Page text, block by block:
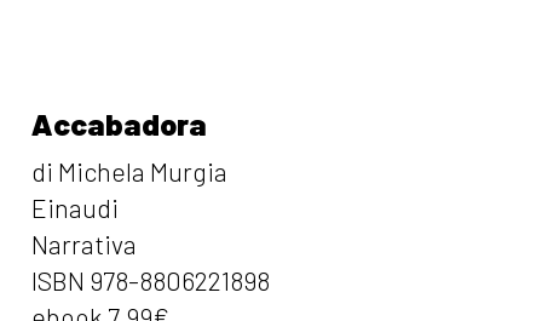
Accabadora
di Michela Murgia
Einaudi
Narrativa
ISBN 978-8806221898